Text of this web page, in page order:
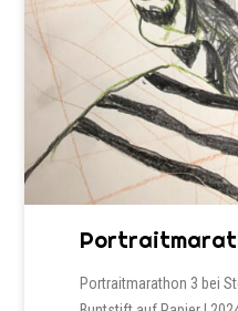
Portraitmarathon 3 bei